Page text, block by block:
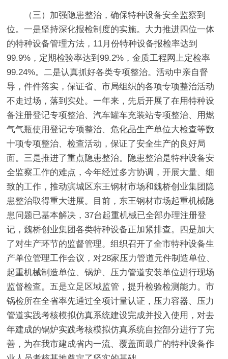
（三）加强隐患整治，确保特种设备安全监察到
位。一是坚持深化报检制度的实施。大力推进四位一体
的特种设备管理方法，11月份特种设备报检率达到
99.9%，定期检验率达到99.2%，金质工程网上定检率
99.24%。二是认真抓好各类专项整治。活动中亲自督
导，件件落实，保证省、市局组织的各项专项整治活动
不走过场，落到实处。一年来，先后开展了在用特种设
备注册登记专项整治、汽车罐车充装站专项整治、用燃
气气瓶使用登记专项整治、危化品生产单位大检查等数
十项专项整治、检查活动，保证了安全生产的良好局
面。三是推进了重点隐患整治。隐患整治是特种设备安
全监察工作的难点，今年经过多方协调，开展大量、细
致的工作，推动滨城区东王钢材市场和魏桥创业集团隐
患整治取得重大进展。目前，东王钢材市场起重机械隐
患问题已基本解决，37台起重机械已全部办理注册登
记，魏桥创业集团各类特种设备正加紧排查。四是加大
了对生产环节的监督管理。组织召开了全市特种设备生
产单位管理工作会议，对28家压力管道元件制造单位、
起重机械制造单位、锅炉、压力管道安装单位进行现场
监督检查。五是立足区域监管，提升检验检测能力。市
锅检所在全省率先通过全项计量认证，压力容器、压力
管道实践考核模拟仿真系统建设完成并投入使用，对去
年建成的锅炉实践考核模拟仿真系统自控部分进行了完
善，为在我市建成省内一流、覆盖面最广的特种设备作